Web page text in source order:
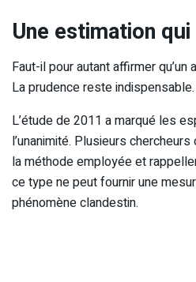
Une estimation
Faut-il pour autant affirmer
La prudence reste indispensable.
L’étude de 2011 a marqué les
l’unanimité. Plusieurs
la méthode employée et
ce type ne peut fournir une
phénomène clandestin.